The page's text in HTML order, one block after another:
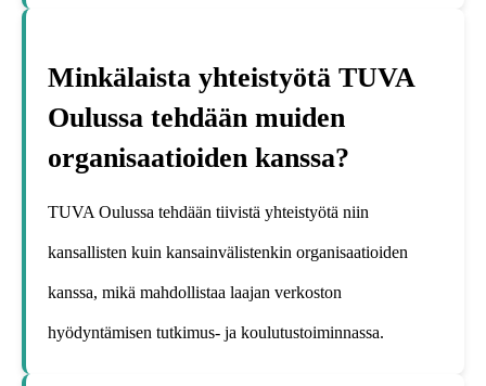
Minkälaista yhteistyötä TUVA
Oulussa tehdään muiden
organisaatioiden kanssa?
TUVA Oulussa tehdään tiivistä yhteistyötä niin
kansallisten kuin kansainvälistenkin organisaatioiden
kanssa, mikä mahdollistaa laajan verkoston
hyödyntämisen tutkimus- ja koulutustoiminnassa.